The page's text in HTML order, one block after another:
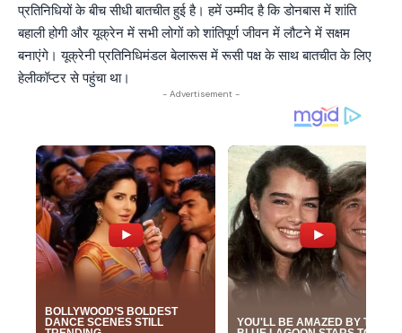
प्रतिनिधियों के बीच सीधी बातचीत हुई है। हमें उम्मीद है कि डोनबास में शांति
बहाली होगी और यूक्रेन में सभी लोगों को शांतिपूर्ण जीवन में लौटने में सक्षम
बनाएंगे। यूक्रेनी प्रतिनिधिमंडल बेलारूस में रूसी पक्ष के साथ बातचीत के लिए
हेलीकॉप्टर से पहुंचा था।
- Advertisement -